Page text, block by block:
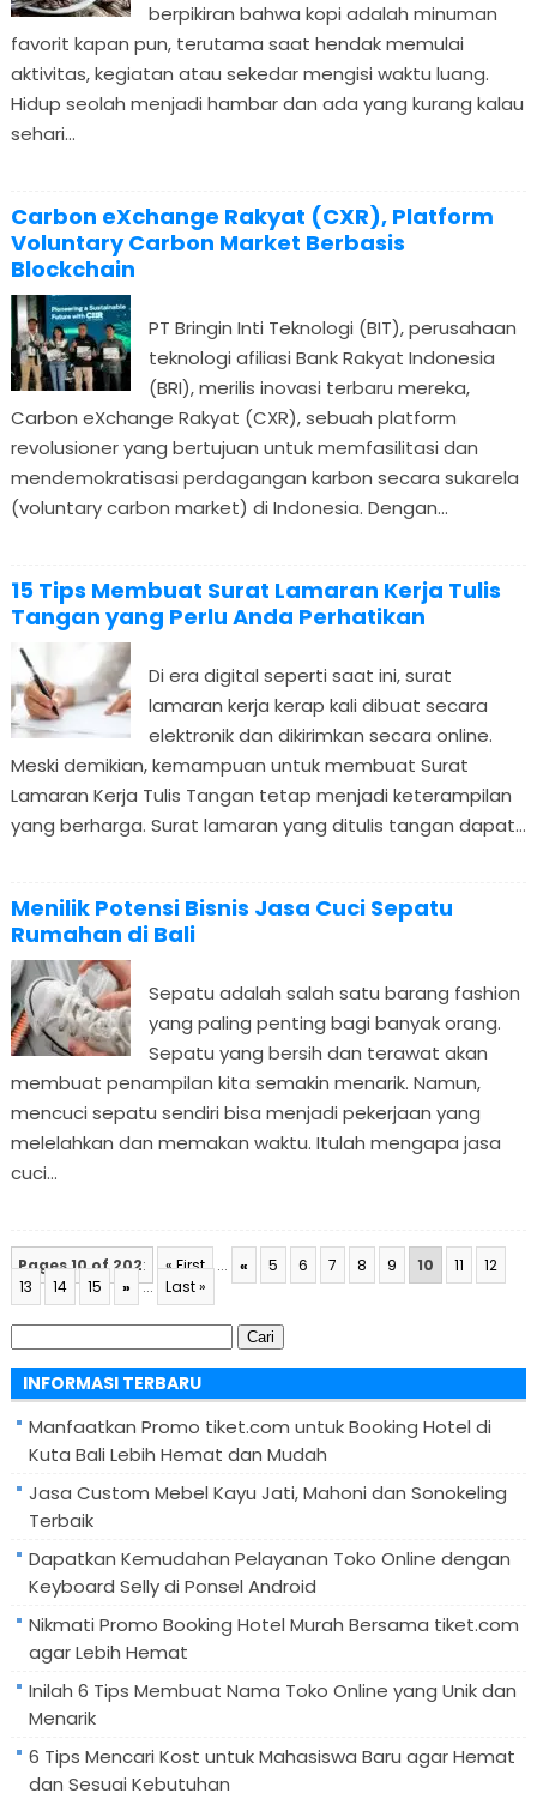
berpikiran bahwa kopi adalah minuman
favorit kapan pun, terutama saat hendak memulai
aktivitas, kegiatan atau sekedar mengisi waktu luang.
Hidup seolah menjadi hambar dan ada yang kurang kalau
sehari...
Carbon eXchange Rakyat (CXR), Platform
Voluntary Carbon Market Berbasis
Blockchain
PT Bringin Inti Teknologi (BIT), perusahaan
teknologi afiliasi Bank Rakyat Indonesia
(BRI), merilis inovasi terbaru mereka,
Carbon eXchange Rakyat (CXR), sebuah platform
revolusioner yang bertujuan untuk memfasilitasi dan
mendemokratisasi perdagangan karbon secara sukarela
(voluntary carbon market) di Indonesia. Dengan...
15 Tips Membuat Surat Lamaran Kerja Tulis
Tangan yang Perlu Anda Perhatikan
Di era digital seperti saat ini, surat
lamaran kerja kerap kali dibuat secara
elektronik dan dikirimkan secara online.
Meski demikian, kemampuan untuk membuat Surat
Lamaran Kerja Tulis Tangan tetap menjadi keterampilan
yang berharga. Surat lamaran yang ditulis tangan dapat...
Menilik Potensi Bisnis Jasa Cuci Sepatu
Rumahan di Bali
Sepatu adalah salah satu barang fashion
yang paling penting bagi banyak orang.
Sepatu yang bersih dan terawat akan
membuat penampilan kita semakin menarik. Namun,
mencuci sepatu sendiri bisa menjadi pekerjaan yang
melelahkan dan memakan waktu. Itulah mengapa jasa
cuci...
Pages 10 of 202: « First ... « 5 6 7 8 9 10 11
12
13
14 15 » ... Last »
untuk:
INFORMASI TERBARU
Manfaatkan Promo tiket.com untuk Booking Hotel di
Kuta Bali Lebih Hemat dan Mudah
Jasa Custom Mebel Kayu Jati, Mahoni dan Sonokeling
Terbaik
Dapatkan Kemudahan Pelayanan Toko Online dengan
Keyboard Selly di Ponsel Android
Nikmati Promo Booking Hotel Murah Bersama tiket.com
agar Lebih Hemat
Inilah 6 Tips Membuat Nama Toko Online yang Unik dan
Menarik
6 Tips Mencari Kost untuk Mahasiswa Baru agar Hemat
dan Sesuai Kebutuhan